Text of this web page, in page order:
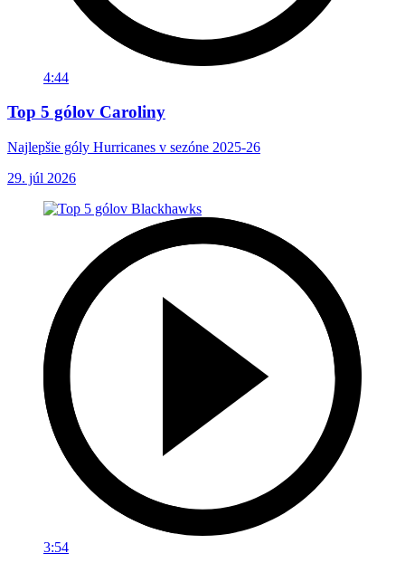
4:44
Top 5 gólov Caroliny
Najlepšie góly Hurricanes v sezóne 2025-26
29. júl 2026
3:54